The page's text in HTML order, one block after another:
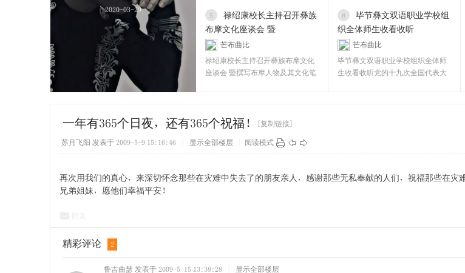
2020-03-29
5
禄绍康校长主持召开彝族
布摩文化座谈会 暨
芒布曲比
[彝文双语职业学校]
禄绍康校长主持召开彝族布摩文化
座谈会 暨撰写布摩人物及其文化笔
6
毕节彝文双语职业学校组
织全体师生收看收听
芒布曲比
[彝文双语职业学校]
毕节彝文双语职业学校组织全体师
生收看收听党的十九次全国代表大
一年有365个日夜，还有365个祝福！ [复制链接]
苏月飞阳 发表于 2009-5-9 15:16:46 显示全部楼层 阅读模式
再次用我们的真心，来深切怀念那些在灾难中失去了的朋友亲人，感谢那些无私奉献的人们，祝福那些在灾
兄弟姐妹，愿他们幸福平安！
精彩评论 2
鲁吉曲瑟 发表于 2009-5-15 13:38:28 显示全部楼层